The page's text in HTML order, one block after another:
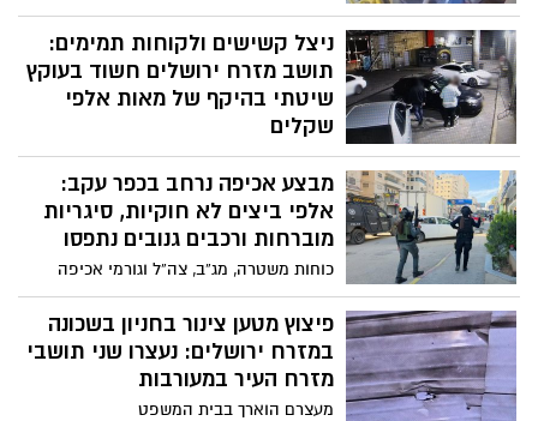
עובד ציבור וגרימת חבלה של ממש במהלך
נסיעה בארמון הנציב; לנהג נגרמה פציעה
והאוטובוס ניזוק קשות
ניצל קשישים ולקוחות תמימים:
תושב מזרח ירושלים חשוד בעוקץ
שיטתי בהיקף של מאות אלפי
שקלים
בתום חקירה של שוטרי מחוז ירושלים, הוגשה
הצהרת תובע על ידי הפרקליטות
מבצע אכיפה נרחב בכפר עקב:
אלפי ביצים לא חוקיות, סיגריות
מוברחות ורכבים גנובים נתפסו
כוחות משטרה, מג”ב, צה”ל וגורמי אכיפה
נוספים פעלו בצפון ירושלים נגד עבירות מזון,
הברחות וגניבות רכב – עשרות דוחות,
החרמות והשמדת תשתיות לא חוקיות
פיצוץ מטען צינור בחניון בשכונה
במזרח ירושלים: נעצרו שני תושבי
מזרח העיר במעורבות
מעצרם הוארך בבית המשפט